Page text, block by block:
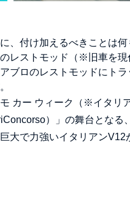
、付け加えるべきことは
レストモッド（※旧車を
ブロのレストモッドにト
カー ウィーク（※イタリ
）」の舞台とな
大で力強いイタリアン